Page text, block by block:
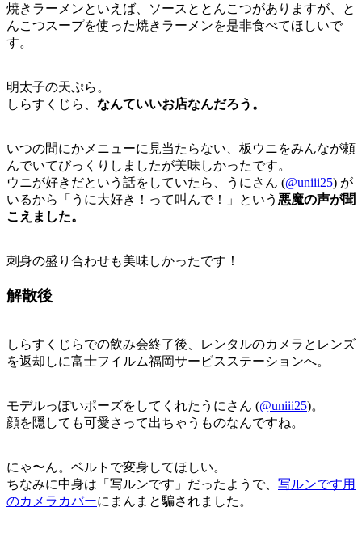
焼きラーメンといえば、ソースととんこつがありますが、と
んこつスープを使った焼きラーメンを是非食べてほしいで
す。
明太子の天ぷら。
しらすくじら、 なんていいお店なんだろう。
いつの間にかメニューに見当たらない、板ウニをみんなが頼
んでいてびっくりしましたが美味しかったです。
ウニが好きだという話をしていたら、うにさん (@uniii25) が
いるから「うに大好き！って叫んで！」という 悪魔の声が聞
こえました。
刺身の盛り合わせも美味しかったです！
解散後
しらすくじらでの飲み会終了後、レンタルのカメラとレンズ
を返却しに富士フイルム福岡サービスステーションへ。
モデルっぽいポーズをしてくれたうにさん (@uniii25)。
顔を隠しても可愛さって出ちゃうものなんですね。
にゃ〜ん。ベルトで変身してほしい。
ちなみに中身は「写ルンです」だったようで、 写ルンです用
のカメラカバーにまんまと騙されました。